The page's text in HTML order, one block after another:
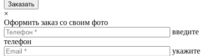
Заказать
×
Оформить заказ со своим фото
введите
телефон
укажите